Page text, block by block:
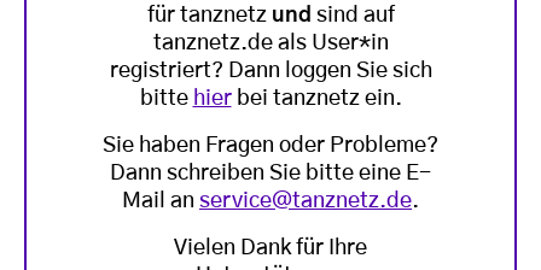
für tanznetz und sind auf
tanznetz.de als User*in
registriert? Dann loggen Sie sich
bitte hierbei tanznetz ein.
Sie haben Fragen oder Probleme?
Dann schreiben Sie bitte eine E-
Mail an service@tanznetz.de.
Vielen Dank für Ihre